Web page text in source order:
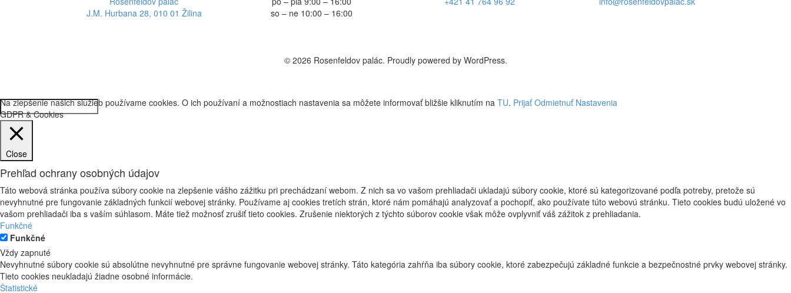
J.M. Hurbana 28, 010 01 Žilina
so – ne 10:00 – 16:00
© 2026 Rosenfeldov palác. Proudly powered by WordPress.
Na zlepšenie našich služieb používame cookies. O ich používaní a možnostiach nastavenia sa môžete informovať bližšie kliknutím na TU. Prijať Odmietnuť Nastavenia
GDPR & Cookies
Close
Prehľad ochrany osobných údajov
Táto webová stránka používa súbory cookie na zlepšenie vášho zážitku pri prechádzaní webom. Z nich sa vo vašom prehliadači ukladajú súbory cookie, ktoré sú kategorizované podľa potreby, pretože sú
nevyhnutné pre fungovanie základných funkcií webovej stránky. Používame aj cookies tretích strán, ktoré nám pomáhajú analyzovať a pochopiť, ako používate túto webovú stránku. Tieto cookies budú uložené vo
vašom prehliadači iba s vaším súhlasom. Máte tiež možnosť zrušiť tieto cookies. Zrušenie niektorých z týchto súborov cookie však môže ovplyvniť váš zážitok z prehliadania.
Funkčné
Funkčné
Vždy zapnuté
Nevyhnutné súbory cookie sú absolútne nevyhnutné pre správne fungovanie webovej stránky. Táto kategória zahŕňa iba súbory cookie, ktoré zabezpečujú základné funkcie a bezpečnostné prvky webovej stránky.
Tieto cookies neukladajú žiadne osobné informácie.
Štatistické